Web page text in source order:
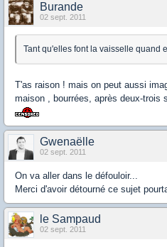
Burande
02 sept. 2011
Tant qu'elles font la vaisselle quand
T'as raison ! mais on peut aussi
maison , bourrées, après deux-trois
Gwenaëlle
02 sept. 2011
On va aller dans le défouloir...
Merci d'avoir détourné ce sujet
le Sampaud
02 sept. 2011